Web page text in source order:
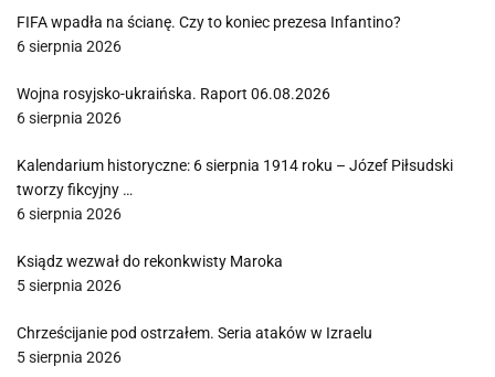
FIFA wpadła na ścianę. Czy to koniec prezesa Infantino?
6 sierpnia 2026
Wojna rosyjsko-ukraińska. Raport 06.08.2026
6 sierpnia 2026
Kalendarium historyczne: 6 sierpnia 1914 roku – Józef Piłsudski
tworzy fikcyjny …
6 sierpnia 2026
Ksiądz wezwał do rekonkwisty Maroka
5 sierpnia 2026
Chrześcijanie pod ostrzałem. Seria ataków w Izraelu
5 sierpnia 2026